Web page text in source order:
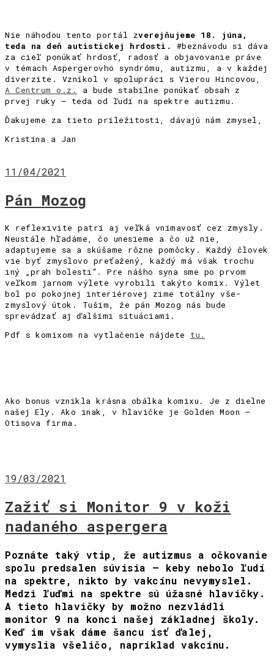
Nie náhodou tento portál zverejňujeme 18. júna,
teda na deň autistickej hrdosti.
#beznávodu si dáva
za cieľ ponúkať hrdosť, radosť a objavovanie práve
v témach Aspergerovho syndrómu, autizmu, a v každej
diverzite. Vznikol v spolupráci s Vierou Hincovou,
A Centrum o.z.
a bude stabilne ponúkať obsah z
prvej ruky – teda od ľudí na spektre autizmu.
Ďakujeme za tieto príležitosti, dávajú nám zmysel,
Kristína a Jan
11/04/2021
Pán Mozog
K reflexivite patrí aj veľká vnímavosť cez zmysly.
Neustále hľadáme, čo unesieme a čo už nie,
adaptujeme sa a skúšame rôzne pomôcky. Každý človek
vie byť zmyslovo preťažený, každý má však trochu
iný „prah bolesti“. Pre nášho syna sme po prvom
veľkom jarnom výlete vyrobili takýto komix. Výlet
bol po pokojnej interiérovej zime totálny vše-
zmyslový útok. Tuším, že pán Mozog nás bude
sprevádzať aj ďalšími situáciami.
Pdf s komixom na vytlačenie nájdete tu.
Ako bonus vznikla krásna obálka komixu. Je z dielne
našej Ely. Ako inak, v hlavičke je Golden Moon –
Otisova firma.
19/03/2021
Zažiť si Monitor 9 v koži
nadaného aspergera
Poznáte taký vtip, že autizmus a očkovanie
spolu predsalen súvisia – keby nebolo ľudí
na spektre, nikto by vakcínu nevymyslel.
Medzi ľuďmi na spektre sú úžasné hlavičky.
A tieto hlavičky by možno nezvládli
monitor 9 na konci našej základnej školy.
Keď im však dáme šancu ísť ďalej,
vymyslia všeličo, napríklad vakcínu.